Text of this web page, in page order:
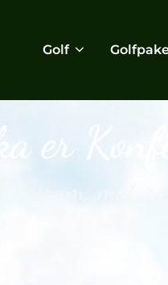
Golf
er
Mötesrum, mat